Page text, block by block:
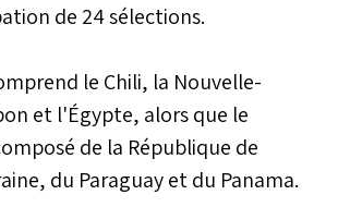
de 24 sélections.
le Chili, la Nouvelle-
et l'Égypte, alors que le
de la République de
du Paraguay et du Panama.